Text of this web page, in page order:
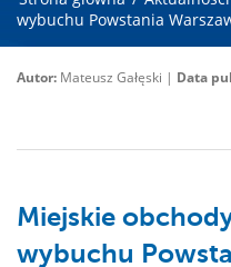
wybuchu Powstania
Autor: Mateusz Gałęski | Data
Miejskie
wybuchu